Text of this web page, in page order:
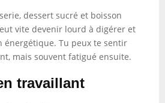
dessert sucré et boisson
vite devenir lourd à digérer et
énergétique. Tu peux te sentir
mais souvent fatigué ensuite.
travaillant